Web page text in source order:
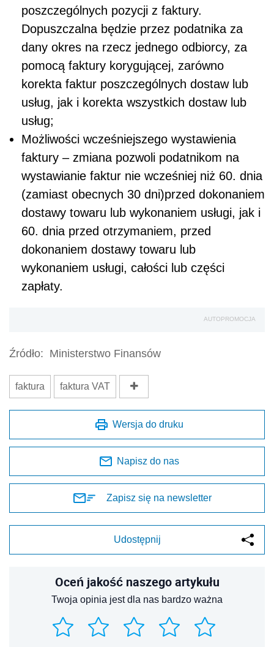
poszczególnych pozycji z faktury.
Dopuszczalna będzie przez podatnika za
dany okres na rzecz jednego odbiorcy, za
pomocą faktury korygującej, zarówno
korekta faktur poszczególnych dostaw lub
usług, jak i korekta wszystkich dostaw lub
usług;
Możliwości wcześniejszego wystawienia
faktury – zmiana pozwoli podatnikom na
wystawianie faktur nie wcześniej niż 60. dnia
(zamiast obecnych 30 dni)przed dokonaniem
dostawy towaru lub wykonaniem usługi, jak i
60. dnia przed otrzymaniem, przed
dokonaniem dostawy towaru lub
wykonaniem usługi, całości lub części
zapłaty.
AUTOPROMOCJA
Źródło: Ministerstwo Finansów
faktura faktura VAT
Wersja do druku
Napisz do nas
Zapisz się na newsletter
Udostępnij
Oceń jakość naszego artykułu
Twoja opinia jest dla nas bardzo ważna